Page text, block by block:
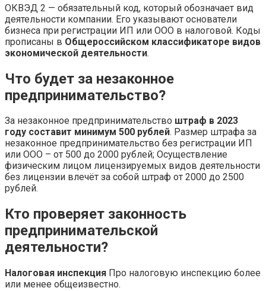
ОКВЭД 2 — обязательный код, который обозначает вид
деятельности компании. Его указывают основатели
бизнеса при регистрации ИП или ООО в налоговой. Коды
прописаны в Общероссийском классификаторе видов
экономической деятельности.
Что будет за незаконное
предпринимательство?
За незаконное предпринимательство штраф в 2023
году составит минимум 500 рублей. Размер штрафа за
незаконное предпринимательство без регистрации ИП
или ООО – от 500 до 2000 рублей; Осуществление
физическим лицом лицензируемых видов деятельности
без лицензии влечёт за собой штраф от 2000 до 2500
рублей.
Кто проверяет законность
предпринимательской
деятельности?
Налоговая инспекция Про налоговую инспекцию более
или менее общеизвестно.